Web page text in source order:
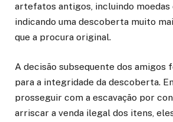
artefatos antigos, incluindo moedas
indicando uma descoberta muito
que a procura original.
A decisão subsequente dos amigos
para a integridade da descoberta.
prosseguir com a escavação por
arriscar a venda ilegal dos itens,